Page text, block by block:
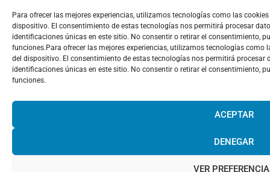
Para ofrecer las mejores experiencias, utilizamos tecnologías como las
dispositivo. El consentimiento de estas tecnologías nos permitirá procesar
identificaciones únicas en este sitio. No consentir o retirar el consentimiento,
funciones.Para ofrecer las mejores experiencias, utilizamos tecnologías
del dispositivo. El consentimiento de estas tecnologías nos permitirá
identificaciones únicas en este sitio. No consentir o retirar el consentimiento,
funciones.
ACEPTAR
DENEGAR
VER